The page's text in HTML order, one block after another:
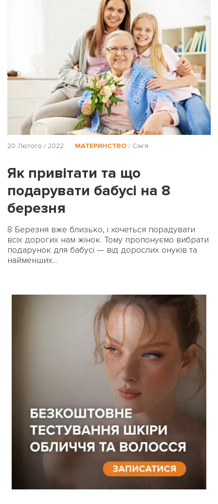
20 Лютого / 2022 МАТЕРИНСТВО / Сім'я
Як привітати та що
подарувати бабусі на 8
березня
8 Березня вже близько, і хочеться порадувати
всіх дорогих нам жінок. Тому пропонуємо вибрати
подарунок для бабусі — від дорослих онуків та
найменших...